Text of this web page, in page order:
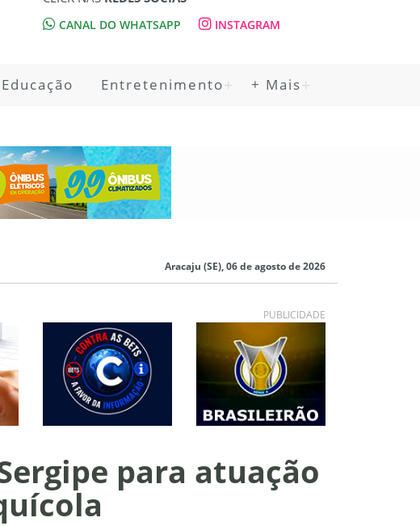
CANAL DO WHATSAPP INSTAGRAM
Educação Entretenimento + Mais
Aracaju (SE), 06 de agosto de 2026
PUBLICIDADE
para atuação